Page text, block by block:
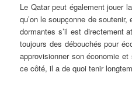
Le Qatar peut également jouer
qu’on le soupçonne de
dormantes s’il est directement
toujours des débouchés pour
approvisionner son économie
ce côté, il a de quoi tenir